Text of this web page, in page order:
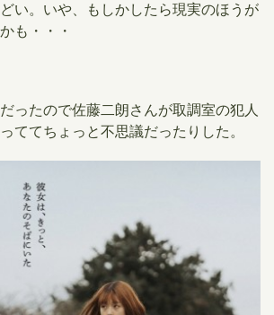
い。いや、もしかしたら現実のほうが
も・・・
ったので佐藤二朗さんが取調室の犯人
ててちょっと不思議だったりした。